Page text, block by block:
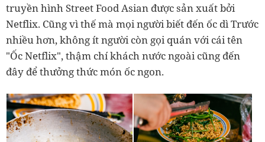
truyền hình Street Food Asian được sản xuất bởi
Netflix. Cũng vì thế mà mọi người biết đến ốc dì Trước
nhiều hơn, không ít người còn gọi quán với cái tên
"Ốc Netflix", thậm chí khách nước ngoài cũng đến
đây để thưởng thức món ốc ngon.